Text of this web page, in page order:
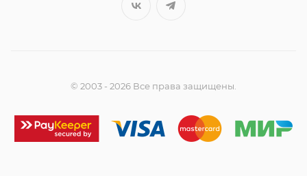
© 2003 - 2026 Все права защищены.